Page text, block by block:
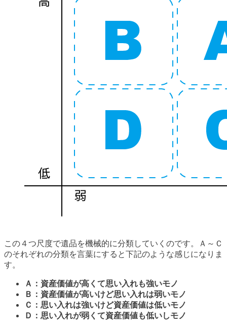
この４つ尺度で遺品を機械的に分類していくのです。Ａ～Ｃ
のそれぞれの分類を言葉にすると下記のような感じになりま
す。
Ａ：資産価値が高くて思い入れも強いモノ
Ｂ：資産価値が高いけど思い入れは弱いモノ
Ｃ：思い入れは強いけど資産価値は低いモノ
Ｄ：思い入れが弱くて資産価値も低いしモノ